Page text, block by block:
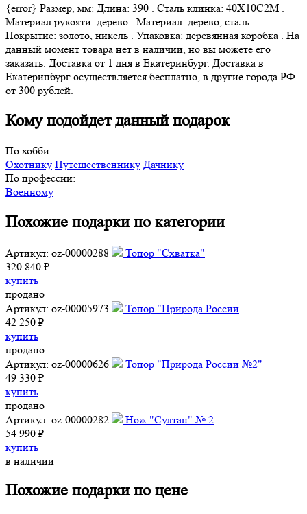
{error} Размер, мм: Длина: 390 . Сталь клинка: 40Х10С2М .
Материал рукояти: дерево . Материал: дерево, сталь .
Покрытие: золото, никель . Упаковка: деревянная коробка . На
данный момент товара нет в наличии, но вы можете его
заказать. Доставка от 1 дня в Екатеринбург. Доставка в
Екатеринбург осуществляется бесплатно, в другие города РФ
от 300 рублей.
Кому подойдет данный подарок
По хобби:
Охотнику Путешественнику Дачнику
По профессии:
Военному
Похожие подарки по категории
Артикул: oz-00000288
Топор "Схватка"
320 840 ₽
купить
продано
Артикул: oz-00005973
Топор "Природа России
42 250 ₽
купить
продано
Артикул: oz-00000626
Топор "Природа России №2"
49 330 ₽
купить
продано
Артикул: oz-00000282
Нож "Султан" № 2
54 990 ₽
купить
в наличии
Похожие подарки по цене